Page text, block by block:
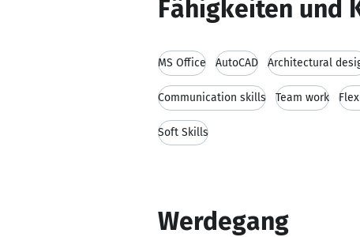
Fähigkeiten und
MS Office AutoCAD Architectural
Communication skills Team work
Soft Skills
Werdegang